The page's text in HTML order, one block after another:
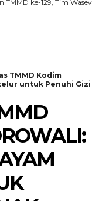
TMMD ke-129, Tim Wasev